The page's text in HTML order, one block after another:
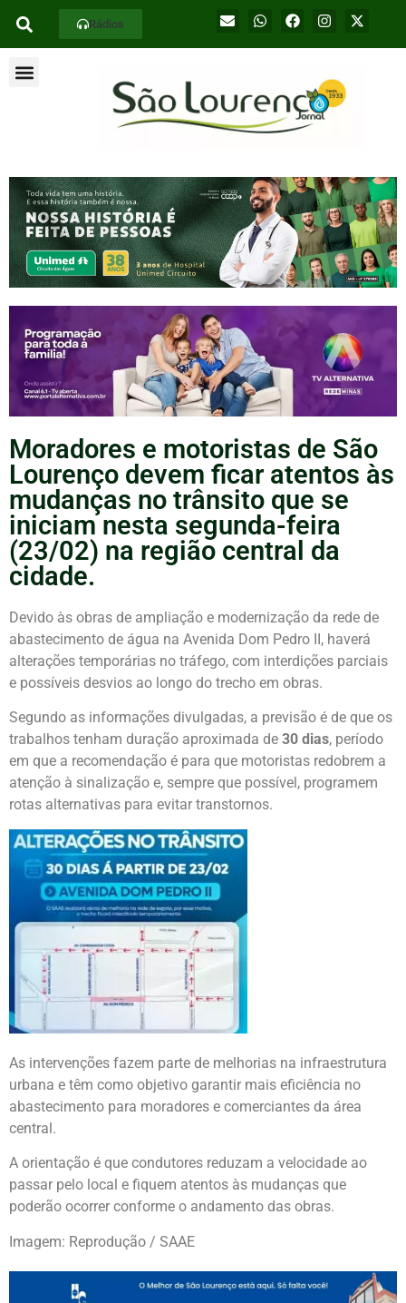
Rádios
Moradores e motoristas de São
Lourenço devem ficar atentos às
mudanças no trânsito que se
iniciam nesta segunda-feira
(23/02) na região central da
cidade.
Devido às obras de ampliação e modernização da rede de
abastecimento de água na Avenida Dom Pedro II, haverá
alterações temporárias no tráfego, com interdições parciais
e possíveis desvios ao longo do trecho em obras.
Segundo as informações divulgadas, a previsão é de que os
trabalhos tenham duração aproximada de 30 dias, período
em que a recomendação é para que motoristas redobrem a
atenção à sinalização e, sempre que possível, programem
rotas alternativas para evitar transtornos.
As intervenções fazem parte de melhorias na infraestrutura
urbana e têm como objetivo garantir mais eficiência no
abastecimento para moradores e comerciantes da área
central.
A orientação é que condutores reduzam a velocidade ao
passar pelo local e fiquem atentos às mudanças que
poderão ocorrer conforme o andamento das obras.
Imagem: Reprodução / SAAE